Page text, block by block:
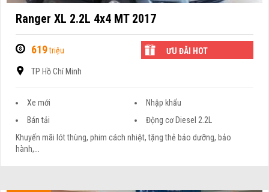
Ranger XL 2.2L 4x4 MT 2017
619triệu ƯU ĐÃI HOT
TP Hồ Chí Minh
Xe mới
Nhập khẩu
Bán tải
Động cơ Diesel 2.2L
Khuyến mãi lót thùng, phim cách nhiệt, tặng thẻ bảo dưỡng, bảo
hành,...